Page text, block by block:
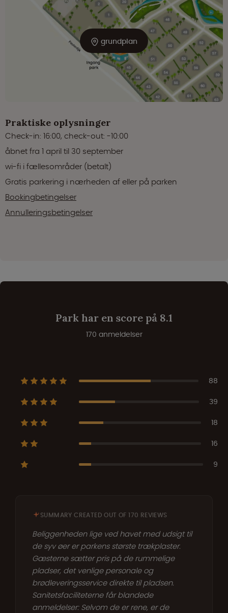
grundplan
Praktiske oplysninger
Check-in: 16:00, check-out: -10:00
åbnet fra 1 april til 30 september
wi-fi i fællesområder (betalt)
Gratis parkering i nærheden af eller på parken
Bookingbetingelser
Annulleringsbetingelser
Park har en score på 8.1
170 anmeldelser
88
39
18
16
9
SUMMARY CREATED OUT OF 170 REVIEWS
Beliggenheden lige ved havet med udsigt til
de syv øer er parkens største trækplaster.
Gæsterne sætter pris på de rummelige
pladser, det venlige personale og
brødleveringsservice direkte til pladsen.
Sanitetsfaciliteterne får blandede
anmeldelser: Selvom de er rene, er de